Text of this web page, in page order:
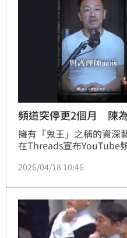
頻道突停更2個月 陳
擁有「鬼王」之稱的資深
在Threads宣布YouTube
絲熱議，也掀起外界各種
2026/04/18 10:46